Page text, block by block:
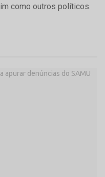
como outros políticos.